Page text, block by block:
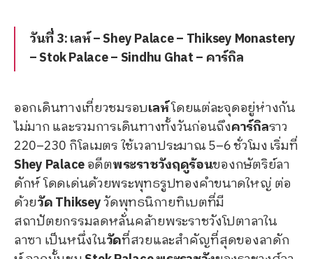
วันที่ 3: เลห์ – Shey Palace – Thiksey Monastery
– Stok Palace – Sindhu Ghat – คาร์กิล
ออกเดินทางเที่ยวชมรอบเลห์โดยแต่ละจุดอยู่ห่างกัน
ไม่มาก และรวมการเดินทางทั้งวันก่อนถึงคาร์กิลราว
220–230 กิโลเมตร ใช้เวลาประมาณ 5–6 ชั่วโมง เริ่มที่
Shey Palaceอดีตพระราชวังฤดูร้อนของกษัตริย์ลา
ดักห์ โดดเด่นด้วยพระพุทธรูปทองคำขนาดใหญ่ ต่อ
ด้วยวัด Thikseyวัดพุทธนิกายทิเบตที่มี
สถาปัตยกรรมลดหลั่นคล้ายพระราชวังโปตาลาใน
ลาซา เป็นหนึ่งในวัดที่สวยและสำคัญที่สุดของลาดัก